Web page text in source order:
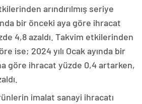
arındırılmış seriye
bir önceki aya göre ihracat
4,8 azaldı. Takvim etkilerinden
ise; 2024 yılı Ocak ayında bir
göre ihracat yüzde 0,4 artarken,
imalat sanayi ihracatı